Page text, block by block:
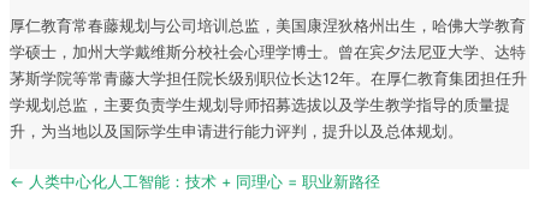
厚仁教育常春藤规划与公司培训总监，美国康涅狄格州出生，哈佛大学教育
学硕士，加州大学戴维斯分校社会心理学博士。曾在宾夕法尼亚大学、达特
茅斯学院等常青藤大学担任院长级别职位长达12年。在厚仁教育集团担任升
学规划总监，主要负责学生规划导师招募选拔以及学生教学指导的质量提
升，为当地以及国际学生申请进行能力评判，提升以及总体规划。
Post
← 人类中心化人工智能：技术 + 同理心 = 职业新路径